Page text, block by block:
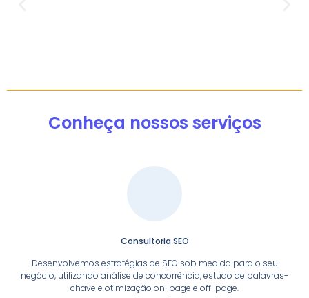
Conheça nossos serviços
Consultoria SEO
Desenvolvemos estratégias de SEO sob medida para o seu
negócio, utilizando análise de concorrência, estudo de palavras-
chave e otimização on-page e off-page.